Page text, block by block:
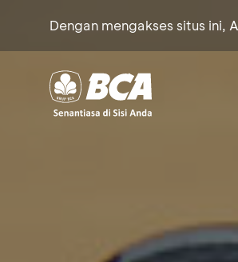
Dengan mengakses situs ini,